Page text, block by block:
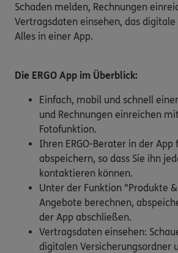
Schaden melden, Rechnungen
Vertragsdaten einsehen, das digitale
Alles in einer App.
Die ERGO App im Überblick:
Einfach, mobil und schnell
und Rechnungen einreichen
Fotofunktion.
Ihren ERGO-Berater in der App
abspeichern, so dass Sie ihn
kontaktieren können.
Unter der Funktion "Produkte
Angebote berechnen,
der App abschließen.
Vertragsdaten einsehen:
digitalen Versicherungsordner